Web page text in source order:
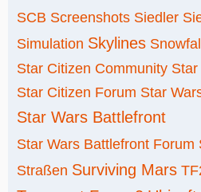
SCB Screenshots Siedler
Simulation Skylines
Star Citizen Community
Star Citizen Forum Star
Star Wars Battlefront
Star Wars Battlefront Forum
Straßen Surviving Mars